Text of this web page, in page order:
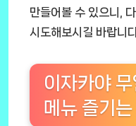
만들어볼 수 있으니,
시도해보시길 바랍니
이자카야
메뉴 즐기는